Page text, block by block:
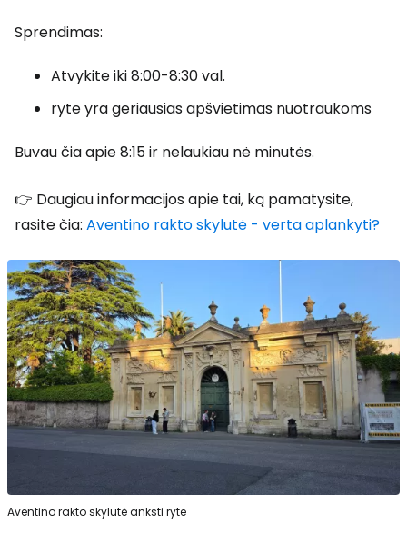
Sprendimas:
Atvykite iki 8:00-8:30 val.
ryte yra geriausias apšvietimas nuotraukoms
Buvau čia apie 8:15 ir nelaukiau nė minutės.
👉 Daugiau informacijos apie tai, ką pamatysite,
rasite čia: Aventino rakto skylutė - verta aplankyti?
Aventino rakto skylutė anksti ryte